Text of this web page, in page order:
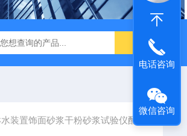
量筒试验方法 生石灰浆渣测定仪
装置饰面砂浆干粉砂浆试验仪配置
电话咨询
微信咨询